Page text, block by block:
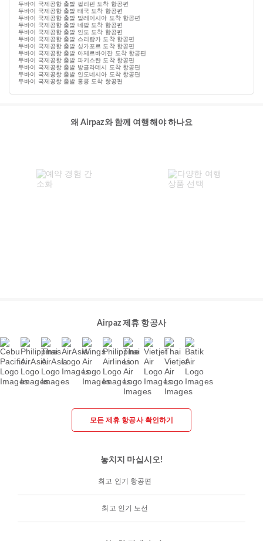
두바이 국제공항 출발 필리핀 도착 항공편
두바이 국제공항 출발 태국 도착 항공편
두바이 국제공항 출발 말레이시아 도착 항공편
두바이 국제공항 출발 네팔 도착 항공편
두바이 국제공항 출발 인도 도착 항공편
두바이 국제공항 출발 스리랑카 도착 항공편
두바이 국제공항 출발 싱가포르 도착 항공편
두바이 국제공항 출발 아제르바이잔 도착 항공편
두바이 국제공항 출발 파키스탄 도착 항공편
두바이 국제공항 출발 방글라데시 도착 항공편
두바이 국제공항 출발 인도네시아 도착 항공편
두바이 국제공항 출발 홍콩 도착 항공편
왜 Airpaz와 함께 여행해야 하나요
Airpaz 제휴 항공사
모든 제휴 항공사 확인하기
놓치지 마십시오!
최고 인기 항공편
최고 인기 노선